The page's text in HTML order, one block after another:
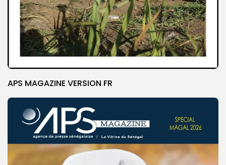
APS MAGAZINE VERSION FR